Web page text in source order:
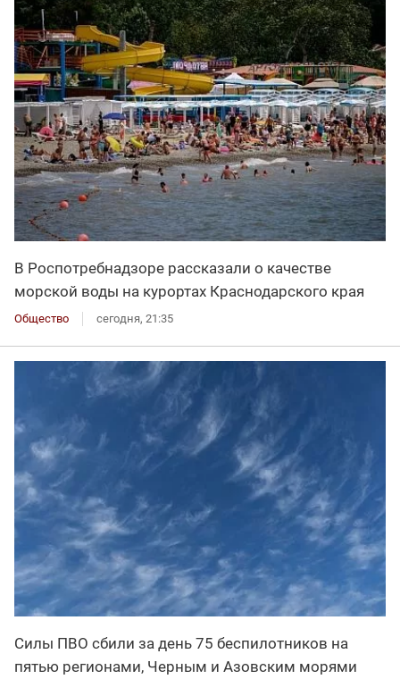
В Роспотребнадзоре рассказали о качестве
морской воды на курортах Краснодарского края
Общество сегодня, 21:35
Силы ПВО сбили за день 75 беспилотников на
пятью регионами, Черным и Азовским морями